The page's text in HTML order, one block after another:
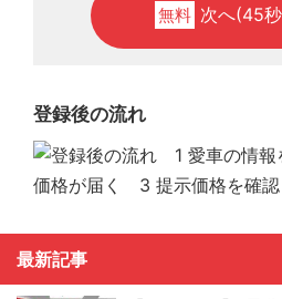
無料 次へ(45
登録後の流れ
最新記事